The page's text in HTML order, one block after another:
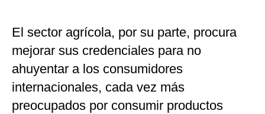
El sector agrícola, por su parte, procura
mejorar sus credenciales para no
ahuyentar a los consumidores
internacionales, cada vez más
preocupados por consumir productos